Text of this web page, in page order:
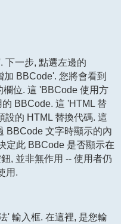
下一步, 點選左邊的
BBCode'. 您將會看到
位. 這 'BBCode 使用方
BBCode. 這 'HTML 替
設的 HTML 替換代碼. 這
BBCode 文字時顯示的內
定此 BBCode 是否顯示在
, 並非無作用 -- 使用者仍
用.
' 輸入框. 在這裡, 是您輸